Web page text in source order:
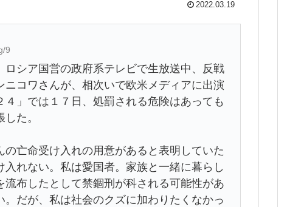
2022.03.19
9
シア国営の政府系テレビで生放送中、反戦
コワさんが、相次いで欧米メディアに出演
」では１７日、処罰される危険はあっても
た。
亡命受け入れの用意があると表明していた
れない。私は愛国者。家族と一緒に暮らし
布したとして禁錮刑が科される可能性があ
だが、私は社会のクズに加わりたくなかっ